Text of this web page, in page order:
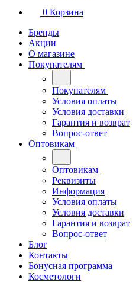
0 Корзина
Бренды
Акции
О магазине
Покупателям
Покупателям
Условия оплаты
Условия доставки
Гарантия и возврат
Вопрос-ответ
Оптовикам
Оптовикам
Реквизиты
Информация
Условия оплаты
Условия доставки
Гарантия и возврат
Вопрос-ответ
Блог
Контакты
Бонусная программа
Косметологи